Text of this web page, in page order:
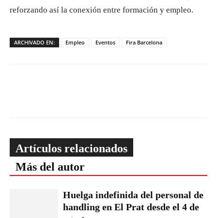
reforzando así la conexión entre formación y empleo.
ARCHIVADO EN: Empleo Eventos Fira Barcelona
Artículos relacionados
Más del autor
Huelga indefinida del personal de
handling en El Prat desde el 4 de